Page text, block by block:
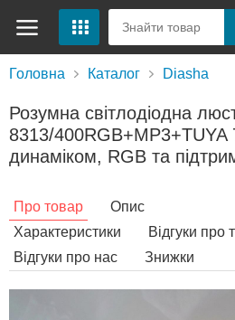
Головна Каталог Diasha
Розумна світлодіодна
8313/400RGB+MP3+TUYA
динаміком, RGB та
Про товар
Опис
Характеристики
Відгуки про
Відгуки про нас
Знижки